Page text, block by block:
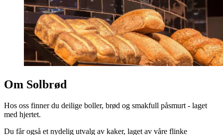
Om Solbrød
Hos oss finner du deilige boller, brød og smakfull påsmurt - laget
med hjertet.
Du får også et nydelig utvalg av kaker, laget av våre flinke